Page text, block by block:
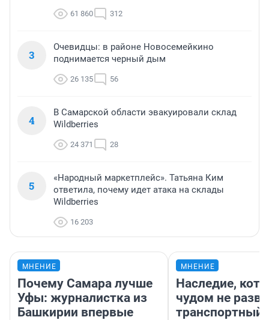
61 860 312
3
Очевидцы: в районе Новосемейкино
поднимается черный дым
26 135 56
4
В Самарской области эвакуировали склад
Wildberries
24 371 28
5
«Народный маркетплейс». Татьяна Ким
ответила, почему идет атака на склады
Wildberries
16 203
МНЕНИЕ
Почему Самара лучше
Уфы: журналистка из
Башкирии впервые
МНЕНИЕ
Наследие,
чудом не
транспортный